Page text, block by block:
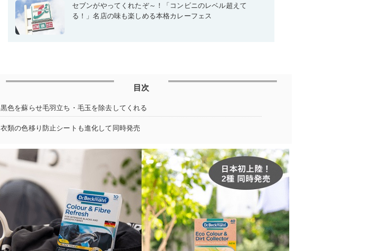
セブンがやってくれたぞ～！「コンビニのレベル超えて
る！」名店の味も楽しめる本格カレーフェス
目次
黒色を蘇らせ毛羽立ち・毛玉を除去してくれる
衣類の色移り防止シートも進化して同時発売